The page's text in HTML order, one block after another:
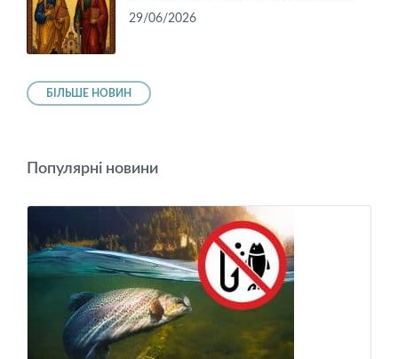
29/06/2026
БІЛЬШЕ НОВИН
Популярні новини